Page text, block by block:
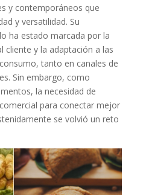
y contemporáneos que
y versatilidad. Su
ha estado marcada por la
cliente y la adaptación a las
tanto en canales de
Sin embargo, como
la necesidad de
para conectar mejor
se volvió un reto